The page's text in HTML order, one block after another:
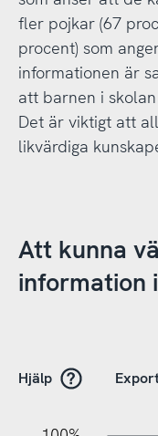
fler pojkar (67
procent) som
informationen är
att barnen i
Det är viktigt att
likvärdiga
Att kunna
information
Hjälp